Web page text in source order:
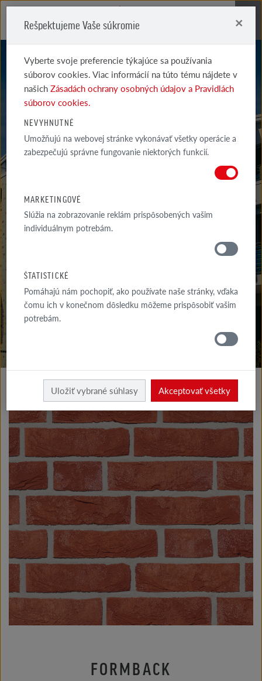
FORMBACK
KDE
NAKÚPIŤ
FORMBACK
Rešpektujeme Vaše súkromie ×
Vyberte svoje preferencie týkajúce sa používania
súborov cookies. Viac informácií na túto tému nájdete v
našichZásadách ochrany osobných údajov a Pravidlách
súborov cookies.
NEVYHNUTNÉ
Umožňujú na webovej stránke vykonávať všetky operácie a
zabezpečujú správne fungovanie niektorých funkcií.
MARKETINGOVÉ
Slúžia na zobrazovanie reklám prispôsobených vašim
individuálnym potrebám.
ŠTATISTICKÉ
Pomáhajú nám pochopiť, ako používate naše stránky, vďaka
čomu ich v konečnom dôsledku môžeme prispôsobiť vašim
potrebám.
Uložiť vybrané súhlasy Akceptovať všetky